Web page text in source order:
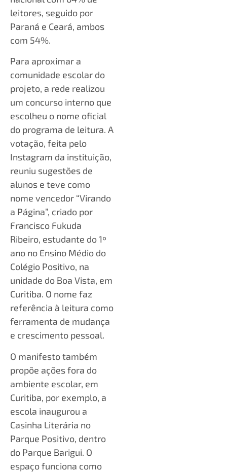
leitores, seguido por
Paraná e Ceará, ambos
com 54%.
Para aproximar a
comunidade escolar do
projeto, a rede realizou
um concurso interno que
escolheu o nome oficial
do programa de leitura. A
votação, feita pelo
Instagram da instituição,
reuniu sugestões de
alunos e teve como
nome vencedor “Virando
a Página”, criado por
Francisco Fukuda
Ribeiro, estudante do 1º
ano no Ensino Médio do
Colégio Positivo, na
unidade do Boa Vista, em
Curitiba. O nome faz
referência à leitura como
ferramenta de mudança
e crescimento pessoal.
O manifesto também
propõe ações fora do
ambiente escolar, em
Curitiba, por exemplo, a
escola inaugurou a
Casinha Literária no
Parque Positivo, dentro
do Parque Barigui. O
espaço funciona como